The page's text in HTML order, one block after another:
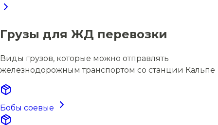
Грузы для ЖД перевозки
Виды грузов, которые можно отправлять
железнодорожным транспортом со станции Кальпе
Бобы соевые